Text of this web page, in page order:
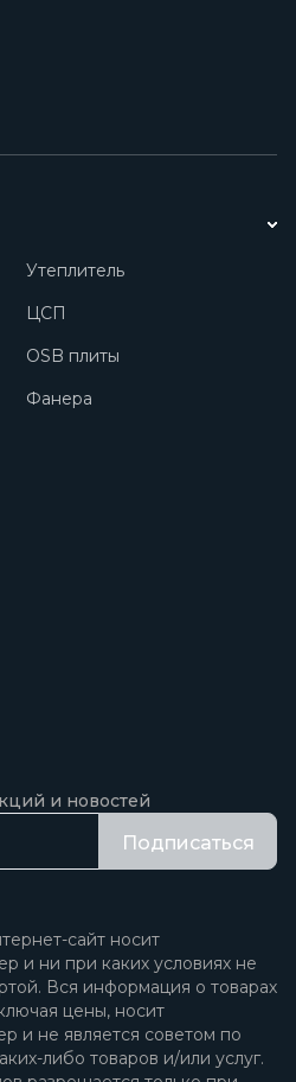
Утеплитель
ЦСП
OSB плиты
Фанера
и новостей
Подписаться
сайт носит
и ни при каких условиях не
Вся информация о товарах
цены, носит
и не является советом по
либо товаров и/или услуг.